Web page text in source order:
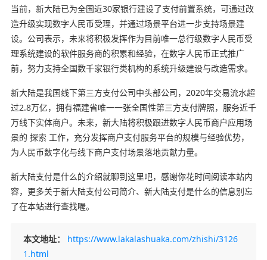
当前，新大陆已为全国近30家银行建设了支付前置系统，可通过改
造升级实现数字人民币受理，并通过场景平台进一步支持场景建
设。公司表示，未来将积极发挥作为目前唯一总行级数字人民币受
理系统建设的软件服务商的积累和经验，在数字人民币正式推广
前，努力支持全国数千家银行类机构的系统升级建设与改造需求。
新大陆是我国线下第三方支付公司中头部公司，2020年交易流水超
过2.8万亿，拥有福建省唯一一张全国性第三方支付牌照，服务近千
万线下实体商户。未来，新大陆将积极跟进数字人民币商户应用场
景的 探索 工作，充分发挥商户支付服务平台的规模与经验优势，
为人民币数字化与线下商户支付场景落地贡献力量。
新大陆支付是什么的介绍就聊到这里吧，感谢你花时间阅读本站内
容，更多关于新大陆支付公司简介、新大陆支付是什么的信息别忘
了在本站进行查找喔。
本文地址：
https://www.lakalashuaka.com/zhishi/3126
1.html